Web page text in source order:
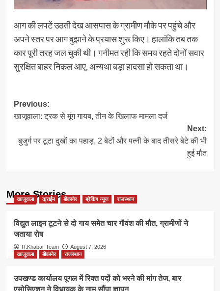
आग की लपटें उठती देख आसपास के ग्रामीण मौके पर पहुंचे और
अपने स्तर पर आग बुझाने के प्रयास शुरू किए। हालांकि तब तक
कार पूरी तरह जल चुकी थी। गनीमत रही कि समय रहते दोनों सवार
सुरक्षित बाहर निकल आए, अन्यथा बड़ा हादसा हो सकता था।
Post
navigation
Previous:
खाजूवाला: ट्रक से मूंग गायब, तीन के खिलाफ मामला दर्ज
Next:
बुजुर्ग पर टूटा दुखों का पहाड़, 2 बेटों और पत्नी के बाद तीसरे बेटे की भी
हुई मौत
More Stories
खाजूवाला क्राईम बीकानेर ब्रेकिंग न्यूज राजस्थान
विद्युत लाइन टूटने से दो गाय समेत चार गौवंश की मौत, ग्रामीणों ने
जताया रोष
R.Khabar Team
August 7, 2026
खाजूवाला
बीकानेर राजस्थान
उपखण्ड कार्यालय पूगल में रिक्त पदों को भरने की मांग तेज, बार
एसोसिएशन ने विधायक के नाम सौंपा ज्ञापन